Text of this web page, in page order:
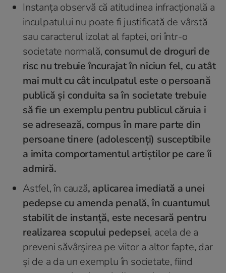
Instanța observă că atitudinea infracțională a
inculpatului nu poate fi justificată de vârstă
sau caracterul izolat al faptei, ori într-o
societate normală, consumul de droguri de
risc nu trebuie încurajat în niciun fel, cu atât
mai mult cu cât inculpatul este o persoană
publică și conduita sa în societate trebuie
să fie un exemplu pentru publicul căruia i
se adresează, compus în mare parte din
persoane tinere (adolescenți) susceptibile
a imita comportamentul artiștilor pe care îi
admiră.
Astfel, în cauză, aplicarea imediată a unei
pedepse cu amenda penală, în cuantumul
stabilit de instanță, este necesară pentru
realizarea scopului pedepsei, acela de a
preveni săvârșirea pe viitor a altor fapte, dar
și de a da un exemplu în societate, fiind